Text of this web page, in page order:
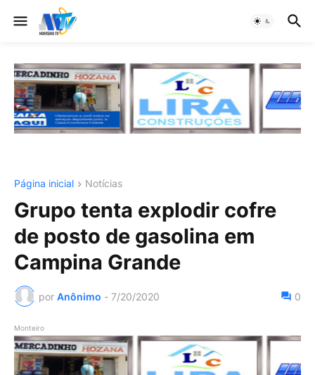
Página inicial Notícias
Grupo tenta explodir cofre
de posto de gasolina em
Campina Grande
por Anônimo - 7/20/2020 0
Monteiro